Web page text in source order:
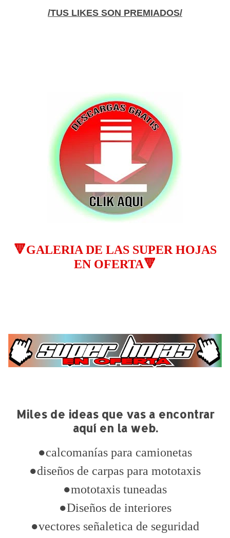
/TUS LIKES SON PREMIADOS/
🔻GALERIA DE LAS SUPER HOJAS
EN OFERTA🔻
Miles de ideas que vas a encontrar
aquí en la web.
●calcomanías para camionetas
●diseños de carpas para mototaxis
●mototaxis tuneadas
●Diseños de interiores
●vectores señaletica de seguridad